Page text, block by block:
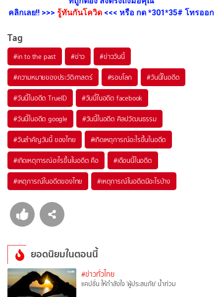
คลิกเลย!! >>> รู้ทันกันโควิด<<< หรือ กด *301*35# โทรออก
Tag
#in to the past #ข่าว #ข่าววันนี้
#ความหมายของประวัติศาสตร์ #รอบโลก #วันนี้ในอดีต
#วันนี้ในอดีต TrueID #วันนี้ในอดีต facebook
#วันนี้ในอดีต google #วันนี้ในอดีต ศิลปวัฒนธรรม
#วันสําคัญวันนี้ ของไทย #เกิดเหตุการณ์อะไรขึ้นในอดีต
#เกิดเหตุการณ์อะไรขึ้นในอดีต คือ #เดือนนี้ในอดีต
#เหตุการณ์ในอดีตของไทย #เหตุการณ์ในอดีตมีอะไรบ้าง
ยอดนิยมในตอนนี้
#ข่าวทั่วไทย
แคปชั่น ให้กำลังใจ 'ผู้ประสบภัย' น้ำท่วม